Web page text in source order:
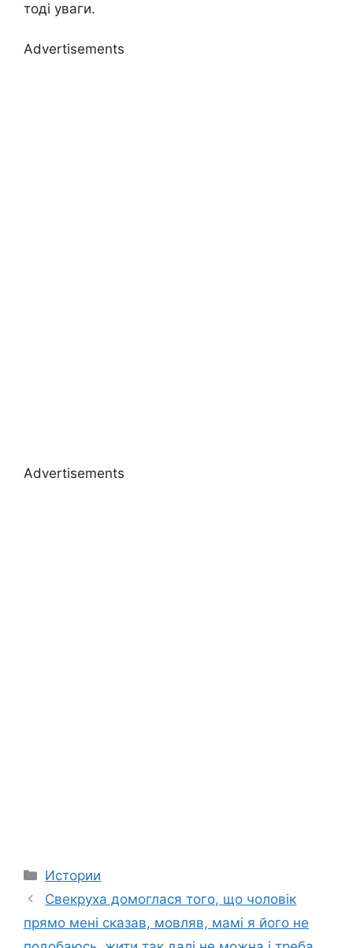
тоді уваги.
Advertisements
Advertisements
Categories
Истории
Свекруха домоглася того, що чоловік
прямо мені сказав, мовляв, мамі я його не